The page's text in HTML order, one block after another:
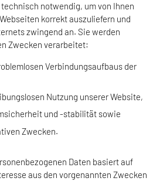
notwendig, um von Ihnen
korrekt auszuliefern und
zwingend an. Sie werden
Zwecken verarbeitet:
Verbindungsaufbaus der
Nutzung unserer Website,
und -stabilität sowie
Zwecken.
Daten basiert auf
aus den vorgenannten Zwecken